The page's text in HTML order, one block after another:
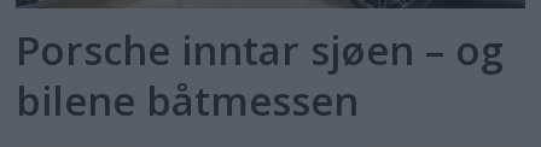
Porsche inntar sjøen – og
bilene båtmessen